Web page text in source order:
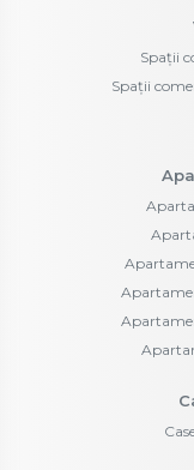
Spații
Spații